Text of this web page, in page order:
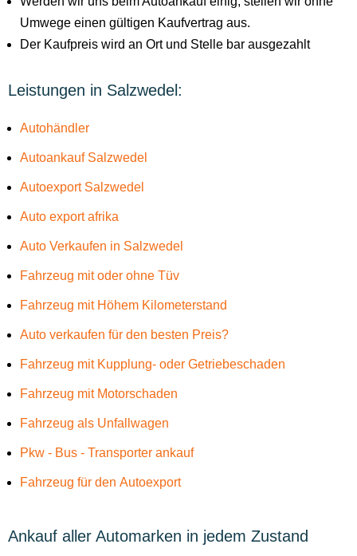
Umwege einen gültigen Kaufvertrag aus.
Der Kaufpreis wird an Ort und Stelle bar ausgezahlt
Leistungen in Salzwedel:
Autohändler
Autoankauf Salzwedel
Autoexport Salzwedel
Auto export afrika
Auto Verkaufen in Salzwedel
Fahrzeug mit oder ohne Tüv
Fahrzeug mit Höhem Kilometerstand
Auto verkaufen für den besten Preis?
Fahrzeug mit Kupplung- oder Getriebeschaden
Fahrzeug mit Motorschaden
Fahrzeug als Unfallwagen
Pkw - Bus - Transporter ankauf
Fahrzeug für den Autoexport
Ankauf aller Automarken in jedem Zustand